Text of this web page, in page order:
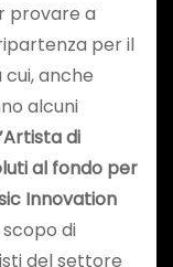
provare a
per il
anche
alcuni
di
al fondo per
Innovation
scopo di
del settore